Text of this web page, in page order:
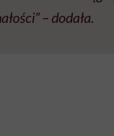
– dodała.